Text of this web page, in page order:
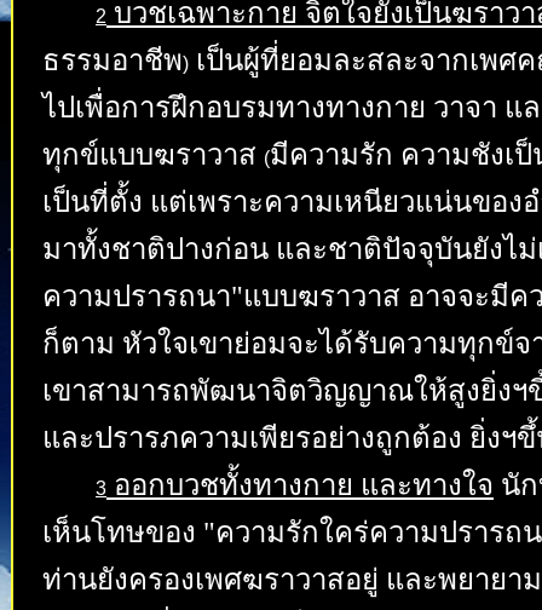
2 บวชเฉพาะกาย จิตใจยังเป็นฆราว
ธรรมอาชีพ) เป็นผู้ที่ยอมละสละจากเพศ
ไปเพื่อการฝึกอบรมทางทางกาย วาจา
ทุกข์แบบฆราวาส (มีความรัก ความชังเ
เป็นที่ตั้ง แต่เพราะความเหนียวแน่นขอ
มาทั้งชาติปางก่อน และชาติปัจจุบันยังไ
ความปรารถนา"แบบฆราวาส อาจจะมี
ก็ตาม หัวใจเขาย่อมจะได้รับความทุกข์
เขาสามารถพัฒนาจิตวิญญาณให้สูงยิ่งฯ
และปรารภความเพียรอย่างถูกต้อง ยิ่งฯ
3 ออกบวชทั้งทางกาย และทางใจ นั
เห็นโทษของ "ความรักใคร่ความปราร
ท่านยังครองเพศฆราวาสอยู่ และพยาย